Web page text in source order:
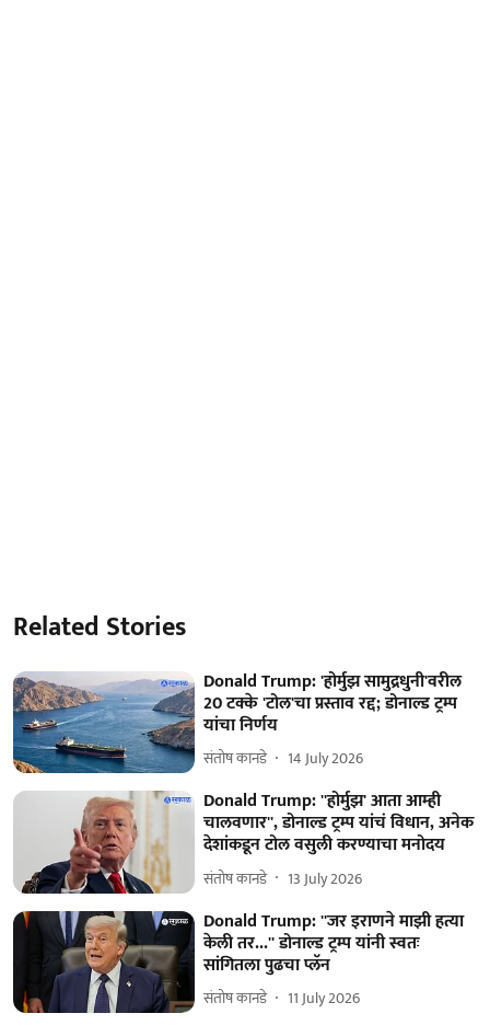
Related Stories
Donald Trump: 'होर्मुझ सामुद्रधुनी'वरील
20 टक्के 'टोल'चा प्रस्ताव रद्द; डोनाल्ड ट्रम्प
यांचा निर्णय
संतोष कानडे 14 July 2026
Donald Trump: ''होर्मुझ' आता आम्ही
चालवणार'', डोनाल्ड ट्रम्प यांचं विधान, अनेक
देशांकडून टोल वसुली करण्याचा मनोदय
संतोष कानडे 13 July 2026
Donald Trump: ''जर इराणने माझी हत्या
केली तर...'' डोनाल्ड ट्रम्प यांनी स्वतः
सांगितला पुढचा प्लॅन
संतोष कानडे 11 July 2026